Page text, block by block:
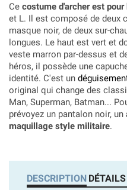
Ce costume d'archer est pour
et L. Il est composé de deux
masque noir, de deux sur-
longues. Le haut est vert et
veste marron par-dessus et
héros, il possède une
identité. C'est un
original qui change des
Man, Superman, Batman...
prévoyez un pantalon noir, un
maquillage style militaire.
DESCRIPTION